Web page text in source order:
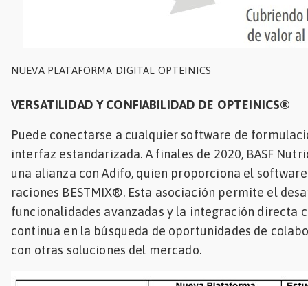
NUEVA PLATAFORMA DIGITAL OPTEINICS
VERSATILIDAD Y CONFIABILIDAD DE OPTEINICS®
Puede conectarse a cualquier software de
interfaz estandarizada. A finales de 2020, BASF
una alianza con Adifo, quien proporciona el
raciones BESTMIX®. Esta asociación permite el
funcionalidades avanzadas y la integración directa
continua en la búsqueda de oportunidades de
con otras soluciones del mercado.